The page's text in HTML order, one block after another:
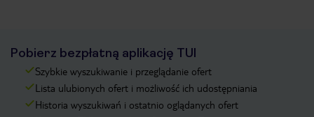
Pobierz bezpłatną aplikację TUI
Szybkie wyszukiwanie i przeglądanie ofert
Lista ulubionych ofert i możliwość ich udostępniania
Historia wyszukiwań i ostatnio oglądanych ofert